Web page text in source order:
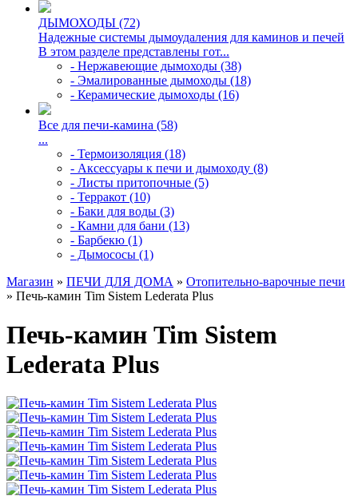
ДЫМОХОДЫ (72)
Надежные системы дымоудаления для каминов и печей
В этом разделе представлены гот...
- Нержавеющие дымоходы (38)
- Эмалированные дымоходы (18)
- Керамические дымоходы (16)
Все для печи-камина (58)
...
- Термоизоляция (18)
- Аксессуары к печи и дымоходу (8)
- Листы притопочные (5)
- Терракот (10)
- Баки для воды (3)
- Камни для бани (13)
- Барбекю (1)
- Дымососы (1)
Магазин » ПЕЧИ ДЛЯ ДОМА » Отопительно-варочные печи
» Печь-камин Tim Sistem Lederata Plus
Печь-камин Tim Sistem
Lederata Plus